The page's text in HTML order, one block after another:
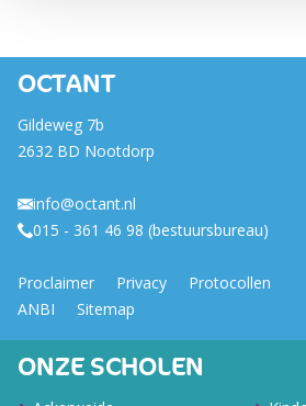
OCTANT
Gildeweg 7b
2632 BD Nootdorp
info@octant.nl
015 - 361 46 98 (bestuursbureau)
Proclaimer Privacy
Protocollen
ANBI
Sitemap
ONZE SCHOLEN